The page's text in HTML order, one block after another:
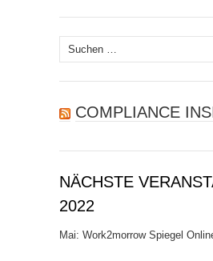
Suchen
nach:
COMPLIANCE
NÄCHSTE
2022
Mai: Work2morrow Spiegel